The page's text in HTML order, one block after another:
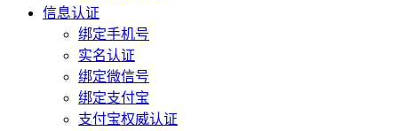
信息认证
绑定手机号
实名认证
绑定微信号
绑定支付宝
支付宝权威认证